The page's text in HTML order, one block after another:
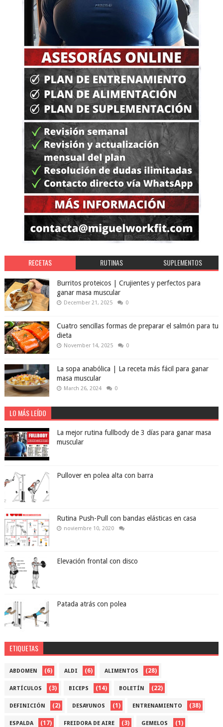
RECETAS RUTINAS SUPLEMENTOS
Burritos proteicos | Crujientes y perfectos para
ganar masa muscular
December 21, 2025 0
Cuatro sencillas formas de preparar el salmón para tu
dieta
November 14, 2025 0
La sopa anabólica | La receta más fácil para ganar
masa muscular
March 26, 2024 0
LO MÁS LEÍDO
La mejor rutina fullbody de 3 días para ganar masa
muscular
Pullover en polea alta con barra
Rutina Push-Pull con bandas elásticas en casa
noviembre 10, 2020
Elevación frontal con disco
Patada atrás con polea
ETIQUETAS
ABDOMEN (6) ALDI (6) ALIMENTOS (28)
ARTÍCULOS (3) BICEPS (14) BOLETÍN (22)
DEFINICIÓN (2) DESAYUNOS (1) ENTRENAMIENTO (38)
ESPALDA (17) FREIDORA DE AIRE (3) GEMELOS (1)